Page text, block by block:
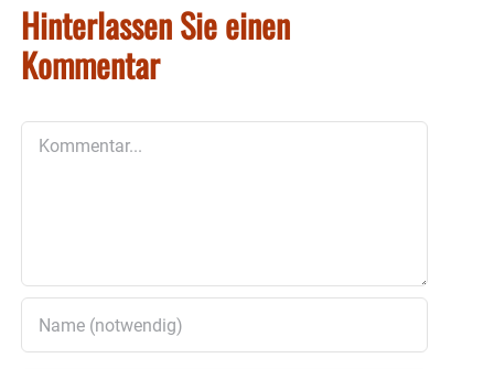
Hinterlassen Sie einen
Kommentar